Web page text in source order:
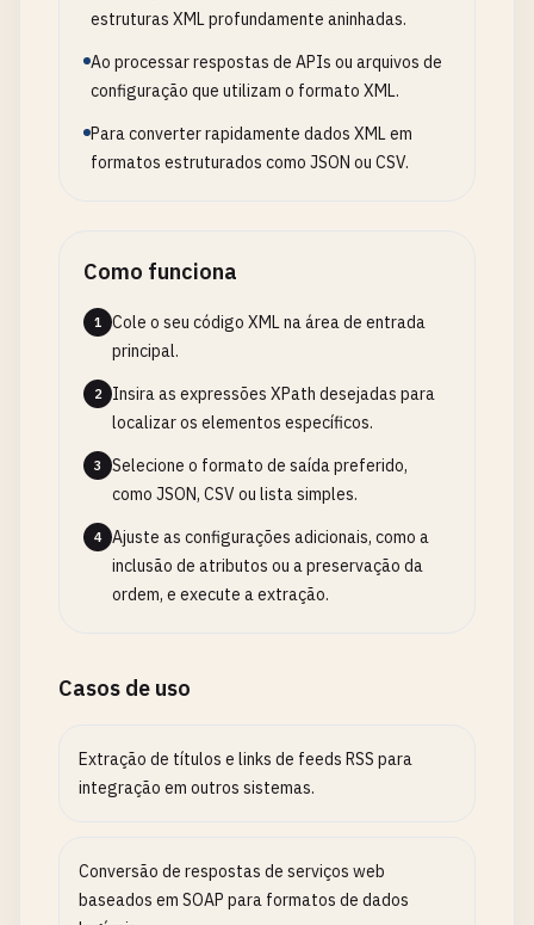
estruturas XML profundamente aninhadas.
Ao processar respostas de APIs ou arquivos de
configuração que utilizam o formato XML.
Para converter rapidamente dados XML em
formatos estruturados como JSON ou CSV.
Como funciona
1
Cole o seu código XML na área de entrada
principal.
2
Insira as expressões XPath desejadas para
localizar os elementos específicos.
3
Selecione o formato de saída preferido,
como JSON, CSV ou lista simples.
4
Ajuste as configurações adicionais, como a
inclusão de atributos ou a preservação da
ordem, e execute a extração.
Casos de uso
Extração de títulos e links de feeds RSS para
integração em outros sistemas.
Conversão de respostas de serviços web
baseados em SOAP para formatos de dados